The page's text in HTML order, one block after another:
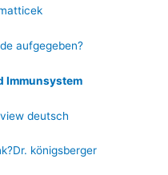
aufgegeben?
Immunsystem
deutsch
königsberger